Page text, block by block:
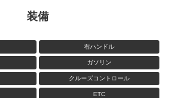
装備
右ハンドル
ガソリン
クルーズコントロール
ETC